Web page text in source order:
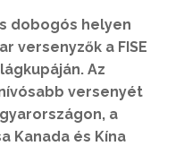
dobogós helyen
versenyzők a FISE
Az
versenyét
a
Kanada és Kína